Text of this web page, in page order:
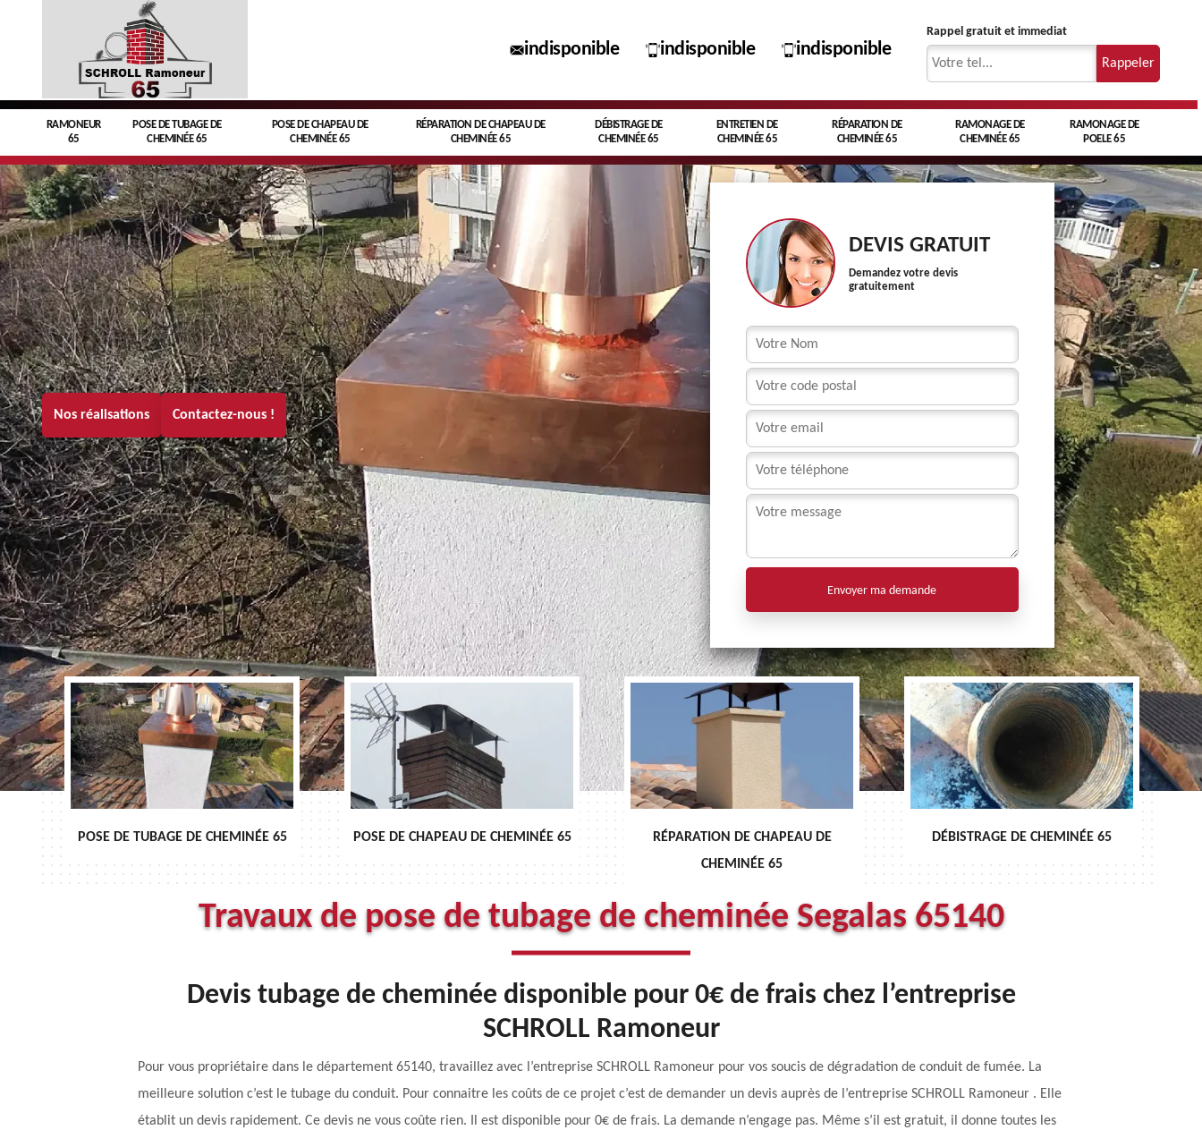
indisponible indisponible indisponible
Rappel gratuit et immediat
RAMONEUR
65
POSE DE TUBAGE DE
CHEMINÉE 65
POSE DE CHAPEAU DE
CHEMINÉE 65
RÉPARATION DE CHAPEAU DE
CHEMINÉE 65
DÉBISTRAGE DE
CHEMINÉE 65
ENTRETIEN DE
CHEMINÉE 65
RÉPARATION DE
CHEMINÉE 65
RAMONAGE DE
CHEMINÉE 65
RAMONAGE DE
POELE 65
Nos réalisations Contactez-nous !
DEVIS GRATUIT
Demandez votre devis
gratuitement
POSE DE CHAPEAU DE CHEMINÉE 65
RÉPARATION DE CHAPEAU DE
DÉBISTRAGE DE CHEMINÉE 65 ENTRETIEN DE CHEMINÉE 65
Travaux de pose de tubage de cheminée Segalas 65140
Devis tubage de cheminée disponible pour 0€ de frais chez l’entreprise
SCHROLL Ramoneur
Pour vous propriétaire dans le département 65140, travaillez avec l’entreprise SCHROLL Ramoneur pour vos soucis de dégradation de conduit de fumée. La
meilleure solution c’est le tubage du conduit. Pour connaitre les coûts de ce projet c’est de demander un devis auprès de l’entreprise SCHROLL Ramoneur . Elle
établit un devis rapidement. Ce devis ne vous coûte rien. Il est disponible pour 0€ de frais. La demande n’engage pas. Même s’il est gratuit, il donne toutes les